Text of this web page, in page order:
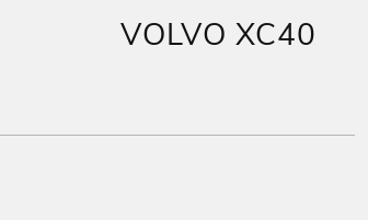
VOLVO XC40